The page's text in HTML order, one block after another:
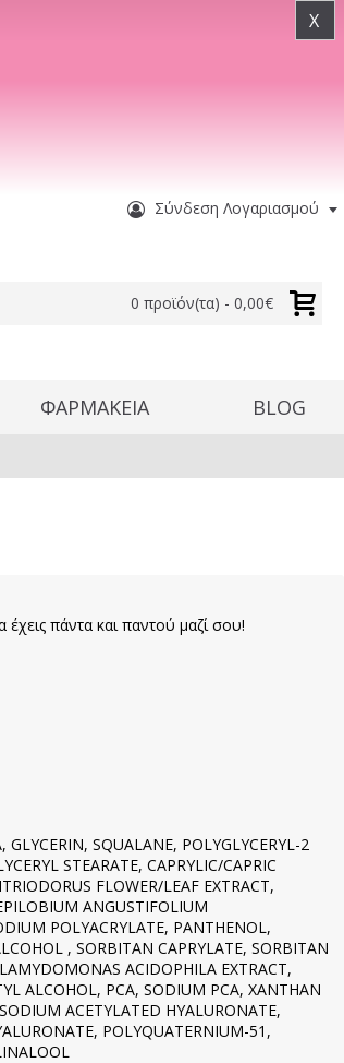
X
Σύνδεση Λογαριασμού
0 προϊόν(τα) - 0,00€
ΦΑΡΜΑΚΕΙΑ BLOG
πάντα και παντού μαζί σου!
GLYCERIN, SQUALANE, POLYGLYCERYL-2
STEARATE, CAPRYLIC/CAPRIC
FLOWER/LEAF EXTRACT,
ANGUSTIFOLIUM
POLYACRYLATE, PANTHENOL,
, SORBITAN CAPRYLATE, SORBITAN
ACIDOPHILA EXTRACT,
ALCOHOL, PCA, SODIUM PCA, XANTHAN
ACETYLATED HYALURONATE,
POLYQUATERNIUM-51,